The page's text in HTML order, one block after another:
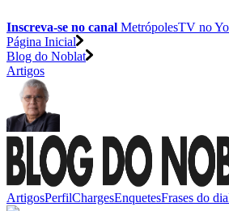
Inscreva-se no canal MetrópolesTV no
Página Inicial
Blog do Noblat
Artigos
ArtigosPerfilChargesEnquetesFrases do dia